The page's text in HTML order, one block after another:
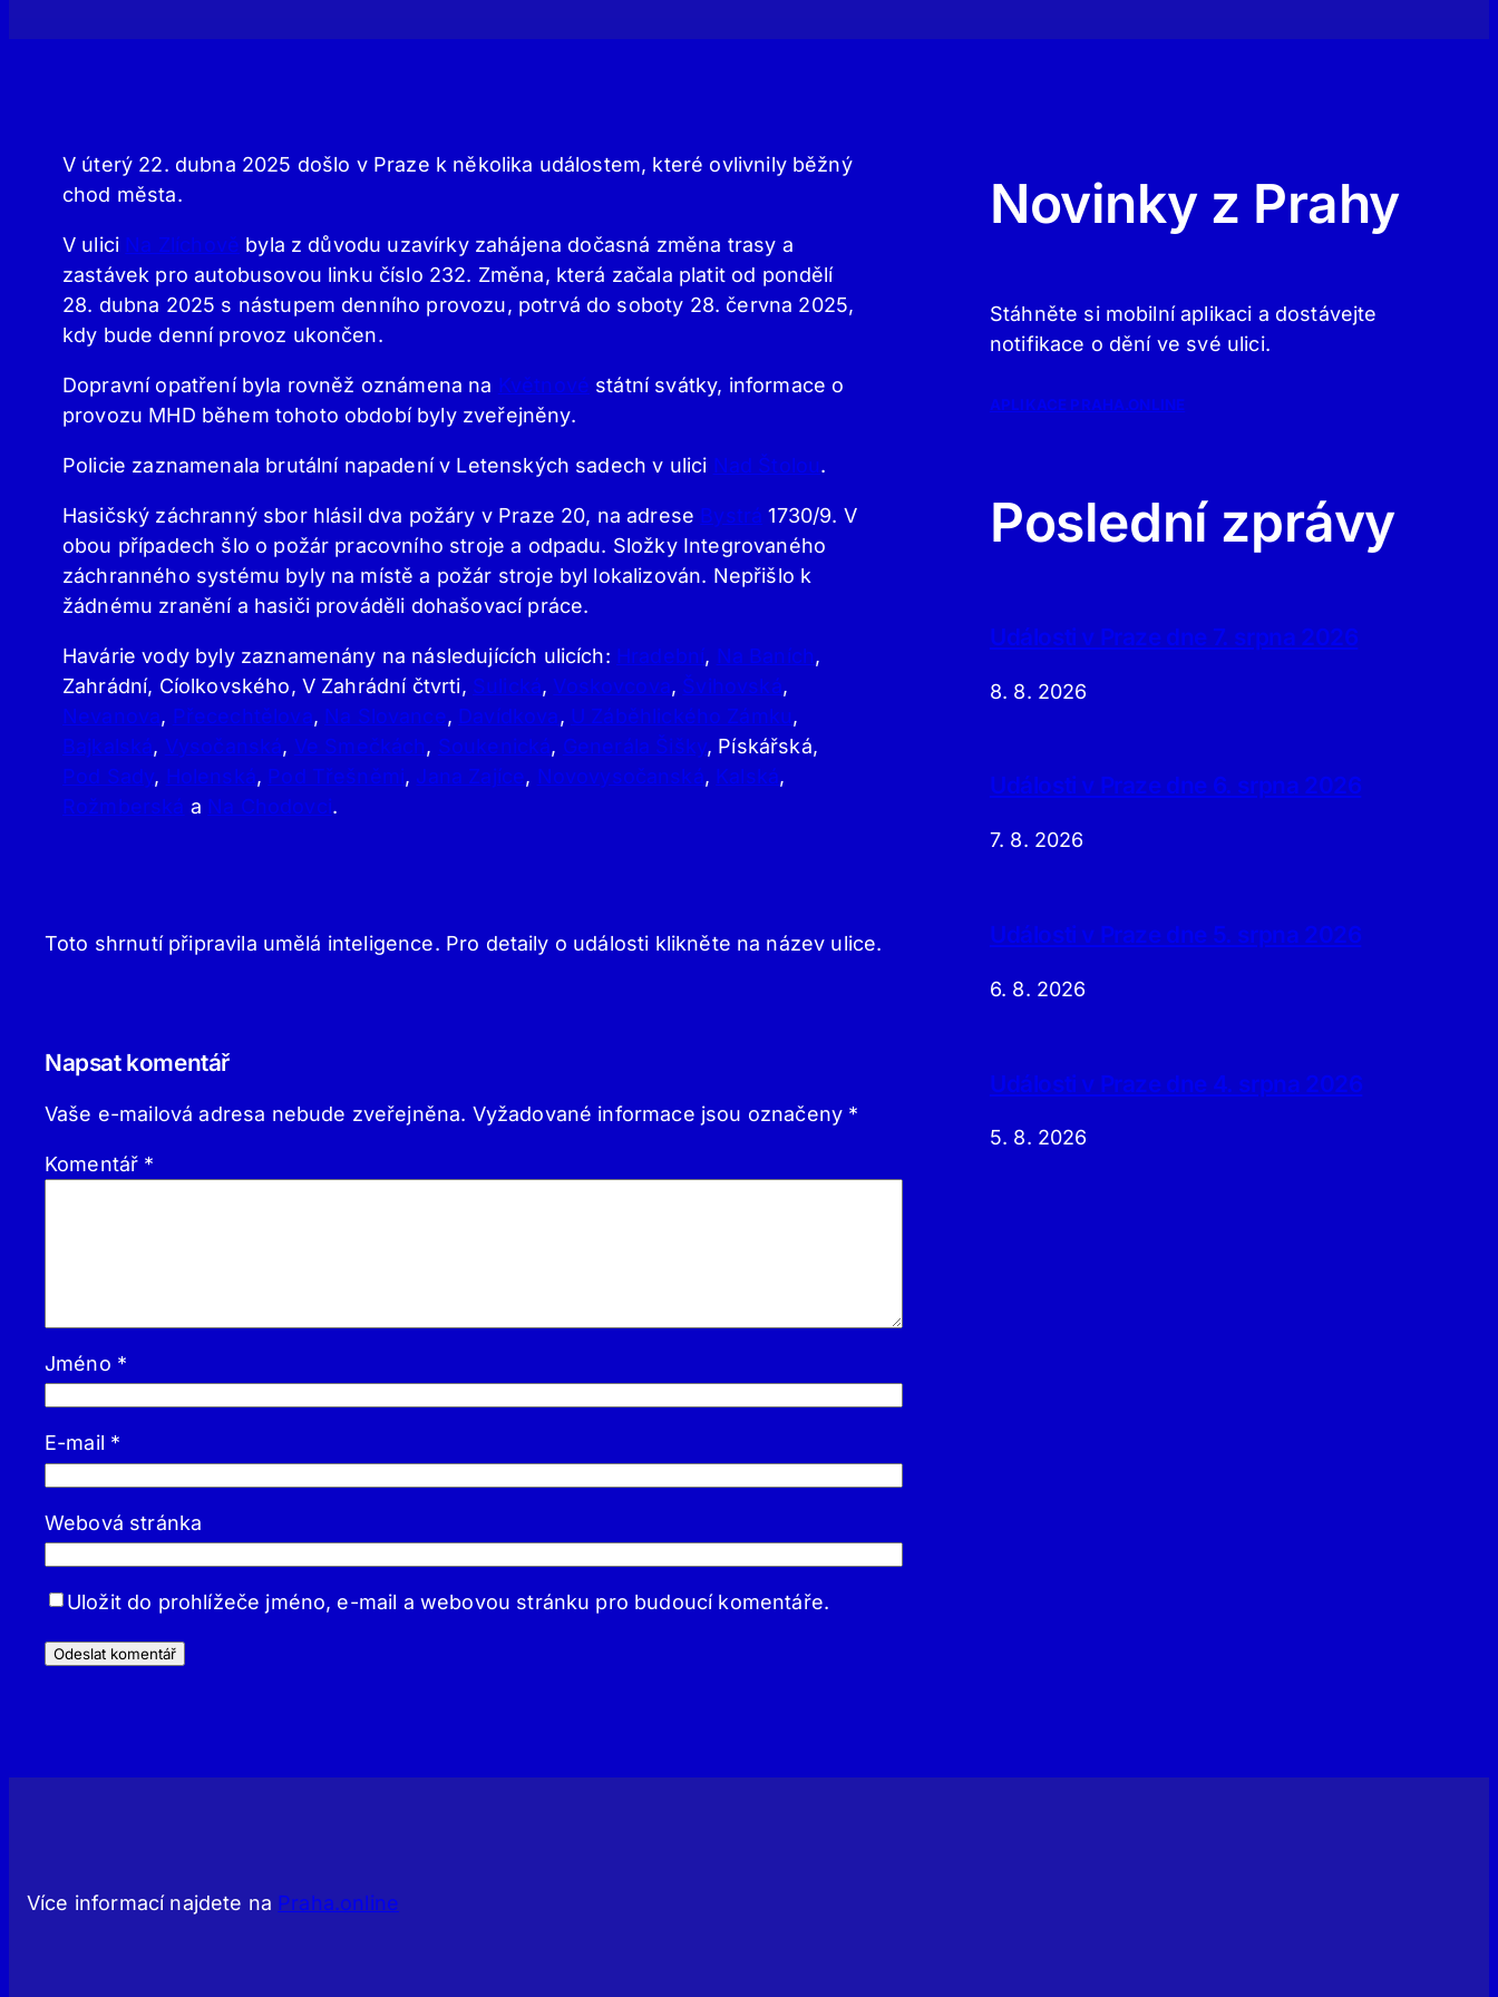
V úterý 22. dubna 2025 došlo v Praze k několika událostem, které ovlivnily běžný
chod města.
V ulici Na Zlíchově byla z důvodu uzavírky zahájena dočasná změna trasy a
zastávek pro autobusovou linku číslo 232. Změna, která začala platit od pondělí
28. dubna 2025 s nástupem denního provozu, potrvá do soboty 28. června 2025,
kdy bude denní provoz ukončen.
Dopravní opatření byla rovněž oznámena na Květnové státní svátky, informace o
provozu MHD během tohoto období byly zveřejněny.
Policie zaznamenala brutální napadení v Letenských sadech v ulici Nad Štolou.
Hasičský záchranný sbor hlásil dva požáry v Praze 20, na adrese Bystrá 1730/9. V
obou případech šlo o požár pracovního stroje a odpadu. Složky Integrovaného
záchranného systému byly na místě a požár stroje byl lokalizován. Nepřišlo k
žádnému zranění a hasiči prováděli dohašovací práce.
Havárie vody byly zaznamenány na následujících ulicích: Hradební, Na Baních,
Zahrádní, Cíolkovského, V Zahrádní čtvrti, Sulická, Voskovcova, Švihovská,
Nevanova, Přecechtělova, Na Slovance, Davídkova, U Záběhlického Zámku,
Bajkalská, Vysočanská, Ve Smečkách, Soukenická, Generála Šišky, Pískářská,
Pod Sady, Holenská, Pod Třešněmi, Jana Zajíce, Novovysočanská, Kalská,
Rožmberská a Na Chodovci.
Toto shrnutí připravila umělá inteligence. Pro detaily o události klikněte na název ulice.
Napsat komentář
Vaše e-mailová adresa nebude zveřejněna. Vyžadované informace jsou označeny *
Komentář *
Jméno *
E-mail *
Webová stránka
Uložit do prohlížeče jméno, e-mail a webovou stránku pro budoucí komentáře.
Novinky z Prahy
Stáhněte si mobilní aplikaci a dostávejte
notifikace o dění ve své ulici.
APLIKACE PRAHA.ONLINE
Poslední zprávy
Události v Praze dne 7. srpna 2026
8. 8. 2026
Události v Praze dne 6. srpna 2026
7. 8. 2026
Události v Praze dne 5. srpna 2026
6. 8. 2026
Události v Praze dne 4. srpna 2026
5. 8. 2026
Více informací najdete na Praha.online